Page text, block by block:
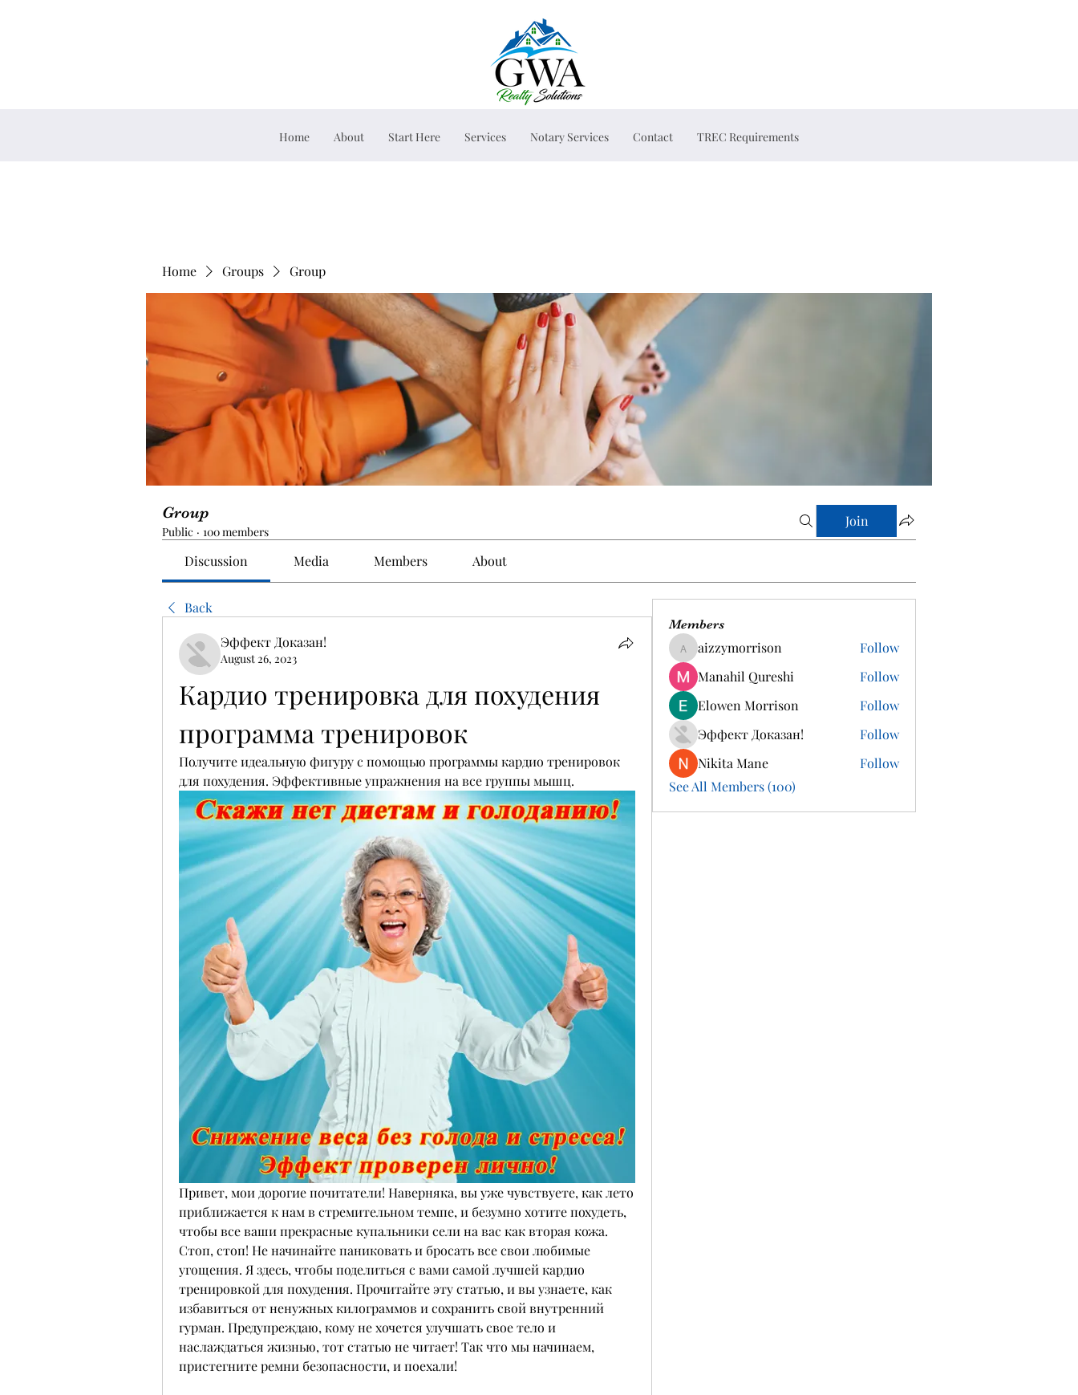
Home About Start Here Services Notary Services Contact TREC Requirements
Home Groups Group
Group
Public · 100 members
Join
Discussion Media Members About
Back
Эффект Доказан!
August 26, 2023
Кардио тренировка для похудения
программа тренировок
Получите идеальную фигуру с помощью программы кардио тренировок
для похудения. Эффективные упражнения на все группы мышц.
Привет, мои дорогие почитатели! Наверняка, вы уже чувствуете, как лето
приближается к нам в стремительном темпе, и безумно хотите похудеть,
чтобы все ваши прекрасные купальники сели на вас как вторая кожа.
Стоп, стоп! Не начинайте паниковать и бросать все свои любимые
угощения. Я здесь, чтобы поделиться с вами самой лучшей кардио
тренировкой для похудения. Прочитайте эту статью, и вы узнаете, как
избавиться от ненужных килограммов и сохранить свой внутренний
гурман. Предупреждаю, кому не хочется улучшать свое тело и
наслаждаться жизнью, тот статью не читает! Так что мы начинаем,
пристегните ремни безопасности, и поехали!
Members
aizzymorrison
aizzymorrison
Follow
Manahil Qureshi
Follow
Elowen Morrison
Follow
Эффект Доказан!
Follow
Nikita Mane
Follow
See All Members (100)